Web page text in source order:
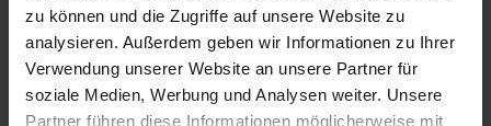
zu können und die Zugriffe auf unsere Website zu
analysieren. Außerdem geben wir Informationen zu Ihrer
Verwendung unserer Website an unsere Partner für
soziale Medien, Werbung und Analysen weiter. Unsere
Partner führen diese Informationen möglicherweise mit
Add to Wish List
Delivery cost notice